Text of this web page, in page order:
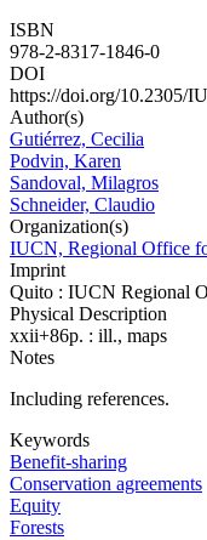
ISBN
978-2-8317-1846-0
DOI
https://doi.org/10.2305/
Author(s)
Gutiérrez, Cecilia
Podvin, Karen
Sandoval, Milagros
Schneider, Claudio
Organization(s)
IUCN, Regional Office
Imprint
Quito : IUCN Regional
Physical Description
xxii+86p. : ill., maps
Notes
Including references.
Keywords
Benefit-sharing
Conservation agreements
Equity
Forests